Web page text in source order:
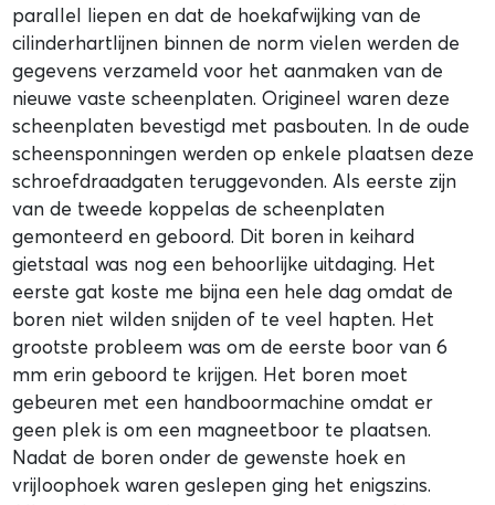
parallel liepen en dat de hoekafwijking van de
cilinderhartlijnen binnen de norm vielen werden de
gegevens verzameld voor het aanmaken van de
nieuwe vaste scheenplaten. Origineel waren deze
scheenplaten bevestigd met pasbouten. In de oude
scheensponningen werden op enkele plaatsen deze
schroefdraadgaten teruggevonden. Als eerste zijn
van de tweede koppelas de scheenplaten
gemonteerd en geboord. Dit boren in keihard
gietstaal was nog een behoorlijke uitdaging. Het
eerste gat koste me bijna een hele dag omdat de
boren niet wilden snijden of te veel hapten. Het
grootste probleem was om de eerste boor van 6
mm erin geboord te krijgen. Het boren moet
gebeuren met een handboormachine omdat er
geen plek is om een magneetboor te plaatsen.
Nadat de boren onder de gewenste hoek en
vrijloophoek waren geslepen ging het enigszins.